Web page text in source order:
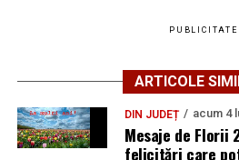
PUBLICITATE
ARTICOLE
DIN JUDEȚ acum 4
Mesaje de Florii
felicitări care